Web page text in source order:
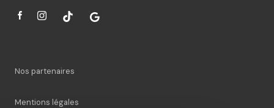
Nos partenaires
Mentions légales